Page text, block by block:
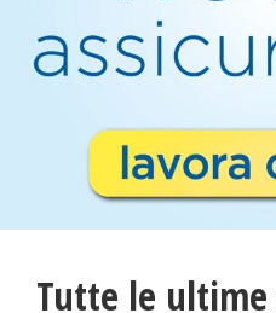
Tutte le ultime